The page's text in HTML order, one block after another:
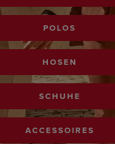
POLOS
HOSEN
SCHUHE
ACCESSOIRES